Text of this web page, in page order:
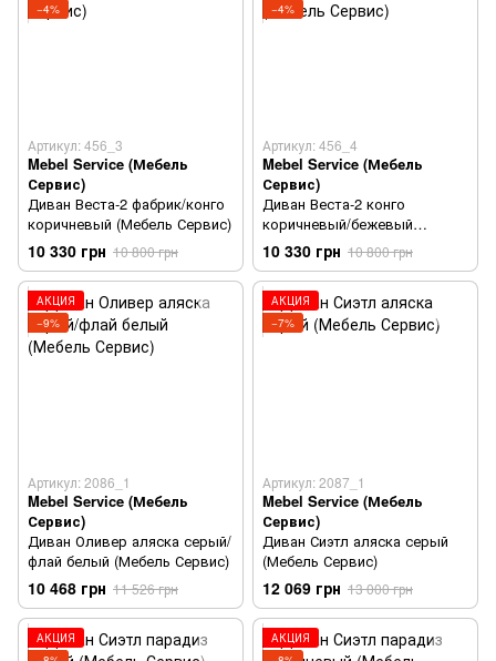
−4%
Артикул: 456_3
Mebel Service (Мебель
Сервис)
Диван Веста-2 фабрик/конго
коричневый (Мебель Сервис)
10 330 грн 10 800 грн
−4%
Артикул: 456_4
Mebel Service (Мебель
Сервис)
Диван Веста-2 конго
коричневый/бежевый
(Мебель Сервис)
10 330 грн 10 800 грн
АКЦИЯ
−9%
Артикул: 2086_1
Mebel Service (Мебель
Сервис)
Диван Оливер аляска серый/
флай белый (Мебель Сервис)
10 468 грн 11 526 грн
АКЦИЯ
−7%
Артикул: 2087_1
Mebel Service (Мебель
Сервис)
Диван Сиэтл аляска серый
(Мебель Сервис)
12 069 грн 13 000 грн
АКЦИЯ
АКЦИЯ